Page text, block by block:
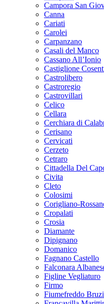
Campora San
Canna
Cariati
Carolei
Carpanzano
Casali del Manco
Cassano All’Ionio
Castiglione
Castrolibero
Castroregio
Castrovillari
Celico
Cellara
Cerchiara di
Cerisano
Cervicati
Cerzeto
Cetraro
Cittadella Del
Civita
Cleto
Colosimi
Corigliano-
Cropalati
Crosia
Diamante
Dipignano
Domanico
Fagnano Castello
Falconara
Figline Vegliaturo
Firmo
Fiumefreddo